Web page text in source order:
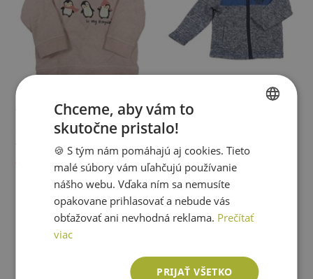
Topomini
Svetloružová mikina s tučňáky a
komínovým golierom Topomini
92
Cena: 4,22 €
Pridať do košíka
Topomini
Tmavomodrá melírovaná pletená
prepínaci mikina s šusťákem
Topomini
Veľkosť:80
Cena: 4,22 €
Pridať do košíka
ENGLISH
Chceme, aby vám to
skutočne pristalo!
🍪 S tým nám pomáhajú aj cookies. Tieto
malé súbory vám uľahčujú používanie
nášho webu. Vďaka ním sa nemusíte
opakovane prihlasovať a nebude vás
obťažovať ani nevhodná reklama. Prečítať
viac
PRIJAŤ VŠETKO